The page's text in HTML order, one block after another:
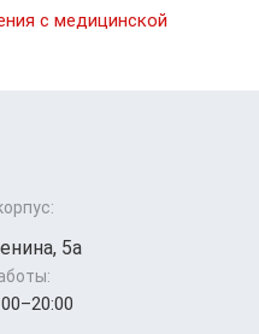
с медицинской
5а